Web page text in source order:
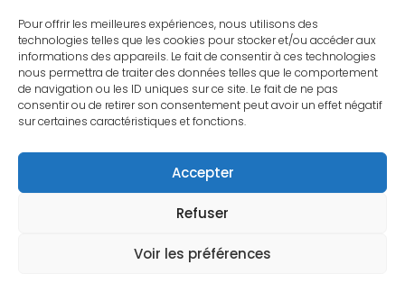
Pour offrir les meilleures expériences, nous utilisons des
technologies telles que les cookies pour stocker et/ou accéder aux
informations des appareils. Le fait de consentir à ces technologies
nous permettra de traiter des données telles que le comportement
de navigation ou les ID uniques sur ce site. Le fait de ne pas
consentir ou de retirer son consentement peut avoir un effet négatif
sur certaines caractéristiques et fonctions.
Accepter
Refuser
Voir les préférences
Association des Amis GRdistes
Eric CHAIGNEAU
10 rue de Villotte
assogr10@gmail.com
Anthony CHAIGNEAU